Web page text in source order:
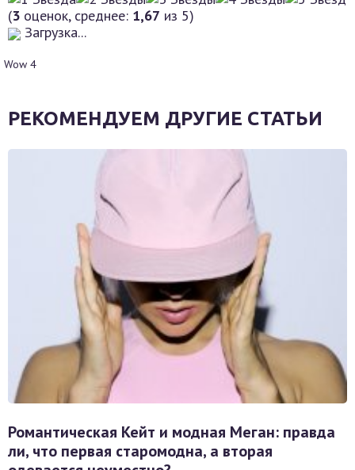
(3 оценок, среднее: 1,67 из 5)
Загрузка...
Wow 4
РЕКОМЕНДУЕМ ДРУГИЕ СТАТЬИ
Романтическая Кейт и модная Меган: правда
ли, что первая старомодна, а вторая